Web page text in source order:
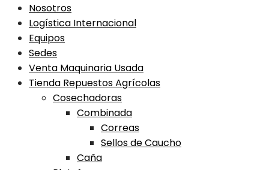
Nosotros
Logística Internacional
Equipos
Sedes
Venta Maquinaria Usada
Tienda Repuestos Agrícolas
Cosechadoras
Combinada
Correas
Sellos de Caucho
Caña